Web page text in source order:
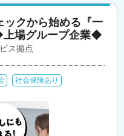
ックから始める『一
上場グループ企業◆
ス拠点
社会保険あり